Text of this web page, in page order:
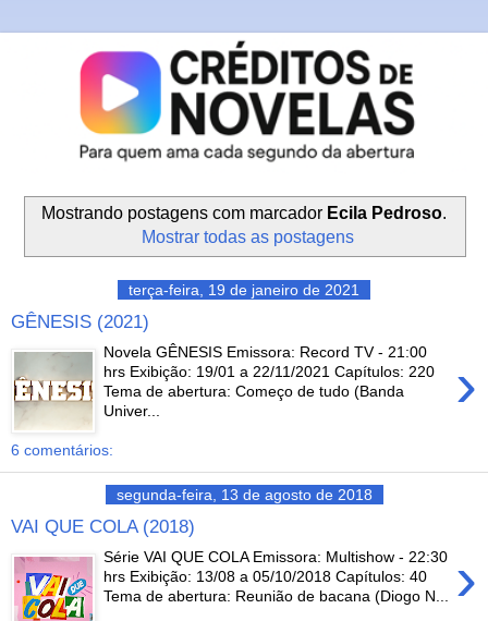
Mostrando postagens com marcador Ecila Pedroso.
Mostrar todas as postagens
terça-feira, 19 de janeiro de 2021
GÊNESIS (2021)
›
Novela GÊNESIS Emissora: Record TV - 21:00
hrs Exibição: 19/01 a 22/11/2021 Capítulos: 220
Tema de abertura: Começo de tudo (Banda
Univer...
6 comentários:
segunda-feira, 13 de agosto de 2018
VAI QUE COLA (2018)
›
Série VAI QUE COLA Emissora: Multishow - 22:30
hrs Exibição: 13/08 a 05/10/2018 Capítulos: 40
Tema de abertura: Reunião de bacana (Diogo N...